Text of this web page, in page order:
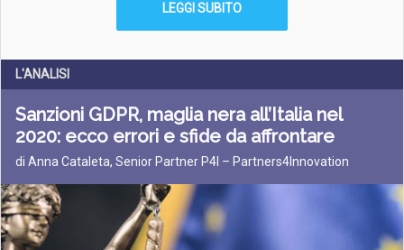
LEGGI SUBITO
L'ANALISI
Sanzioni GDPR, maglia nera all’Italia nel
2020: ecco errori e sfide da affrontare
di Anna Cataleta, Senior Partner P4I – Partners4Innovation